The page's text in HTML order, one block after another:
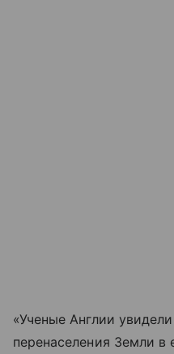
«Ученые Англии
перенаселения Земли в